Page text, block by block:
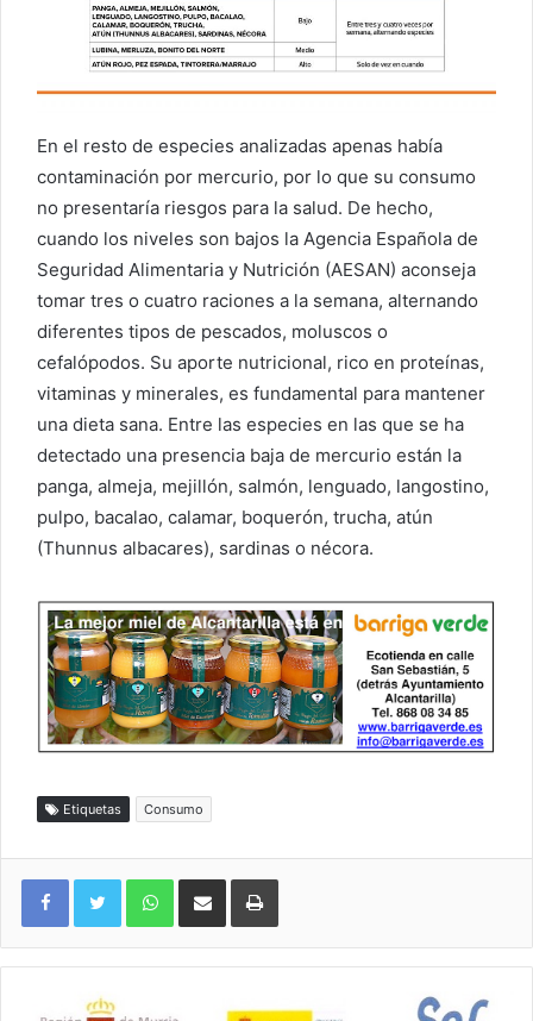
En el resto de especies analizadas apenas había
contaminación por mercurio, por lo que su consumo
no presentaría riesgos para la salud. De hecho,
cuando los niveles son bajos la Agencia Española de
Seguridad Alimentaria y Nutrición (AESAN) aconseja
tomar tres o cuatro raciones a la semana, alternando
diferentes tipos de pescados, moluscos o
cefalópodos. Su aporte nutricional, rico en proteínas,
vitaminas y minerales, es fundamental para mantener
una dieta sana. Entre las especies en las que se ha
detectado una presencia baja de mercurio están la
panga, almeja, mejillón, salmón, lenguado, langostino,
pulpo, bacalao, calamar, boquerón, trucha, atún
(Thunnus albacares), sardinas o nécora.
Etiquetas Consumo
WhatsAppCompartir por correo electrónicoImprimir